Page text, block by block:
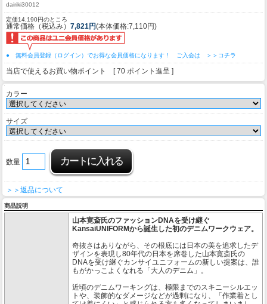
dairiki30012
定価14,190円のところ
通常価格（税込み） 7,821円(本体価格:7,110円)
● 無料会員登録（ログイン）でお得な会員価格になります！ ご入会は ＞＞コチラ
当店で使えるお買い物ポイント [ 70 ポイント進呈 ]
カラー
サイズ
数量
＞＞返品について
商品説明
山本寛斎氏のファッションDNAを受け継ぐ
KansaiUNIFORMから誕生した初のデニムワークウェア。
奇抜さはありながら、その根底には日本の美を追求したデ
ザインを表現し80年代の日本を席巻した山本寛斎氏の
DNAを受け継ぐカンサイユニフォームの新しい提案は、誰
もがかっこよくなれる「大人のデニム」。
近頃のデニムワーキングは、極限までのスキニーシルエッ
トや、装飾的なダメージなどが過剰になり、「作業着とし